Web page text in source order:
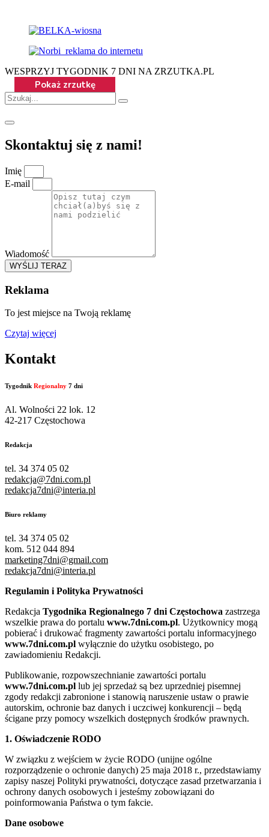
WESPRZYJ TYGODNIK 7 DNI NA ZRZUTKA.PL
Skontaktuj się z nami!
Imię
E-mail
Wiadomość
WYŚLIJ TERAZ
Reklama
To jest miejsce na Twoją reklamę
Czytaj więcej
Kontakt
Tygodnik Regionalny 7 dni
Al. Wolności 22 lok. 12
42-217 Częstochowa
Redakcja
tel. 34 374 05 02
redakcja@7dni.com.pl
redakcja7dni@interia.pl
Biuro reklamy
tel. 34 374 05 02
kom. 512 044 894
marketing7dni@gmail.com
redakcja7dni@interia.pl
Regulamin i Polityka Prywatności
Redakcja Tygodnika Regionalnego 7 dni Częstochowa zastrzega
wszelkie prawa do portalu www.7dni.com.pl. Użytkownicy mogą
pobierać i drukować fragmenty zawartości portalu informacyjnego
www.7dni.com.pl wyłącznie do użytku osobistego, po
zawiadomieniu Redakcji.
Publikowanie, rozpowszechnianie zawartości portalu
www.7dni.com.pl lub jej sprzedaż są bez uprzedniej pisemnej
zgody redakcji zabronione i stanowią naruszenie ustaw o prawie
autorskim, ochronie baz danych i uczciwej konkurencji – będą
ścigane przy pomocy wszelkich dostępnych środków prawnych.
1. Oświadczenie RODO
W związku z wejściem w życie RODO (unijne ogólne
rozporządzenie o ochronie danych) 25 maja 2018 r., przedstawiamy
zapisy naszej Polityki prywatności, dotyczące zasad przetwarzania i
ochrony danych osobowych i jesteśmy zobowiązani do
poinformowania Państwa o tym fakcie.
Dane osobowe